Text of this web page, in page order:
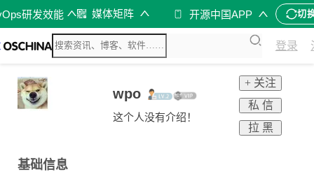
研发效能 媒体矩阵 开源中国APP 切
登录
wpo
这个人没有介绍！
+ 关注
私 信
拉 黑
基础信息